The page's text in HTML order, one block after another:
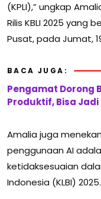
(KPLI),” ungkap
Rilis KBLI 2025 yang
Pusat, pada Jumat,
BACA JUGA:
Pengamat Dorong
Produktif, Bisa
Amalia juga
penggunaan AI
ketidaksesuaian
Indonesia (KLBI) 2025.